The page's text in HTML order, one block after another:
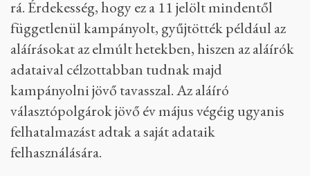
rá. Érdekesség, hogy ez a 11 jelölt mindentől
függetlenül kampányolt, gyűjtötték például az
aláírásokat az elmúlt hetekben, hiszen az aláírók
adataival célzottabban tudnak majd
kampányolni jövő tavasszal. Az aláíró
választópolgárok jövő év május végéig ugyanis
felhatalmazást adtak a saját adataik
felhasználására.